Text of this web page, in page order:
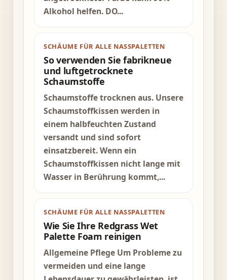
Alkohol helfen. DO...
SCHÄUME FÜR ALLE NASSPALETTEN
So verwenden Sie fabrikneue
und luftgetrocknete
Schaumstoffe
Schaumstoffe trocknen aus. Unsere
Schaumstoffkissen werden in
einem halbfeuchten Zustand
versandt und sind sofort
einsatzbereit. Wenn ein
Schaumstoffkissen nicht lange mit
Wasser in Berührung kommt,...
SCHÄUME FÜR ALLE NASSPALETTEN
Wie Sie Ihre Redgrass Wet
Palette Foam reinigen
Allgemeine Pflege Um Probleme zu
vermeiden und eine lange